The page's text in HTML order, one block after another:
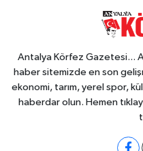
Antalya Körfez Gazetesi...
haber sitemizde en son
ekonomi, tarım, yerel spor,
haberdar olun. Hemen